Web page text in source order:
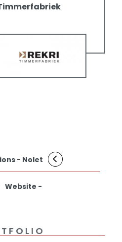
- Nolet
Website -